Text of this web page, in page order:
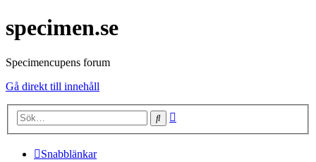
specimen.se
Specimencupens forum
Gå direkt till innehåll
Sök
Snabblänkar